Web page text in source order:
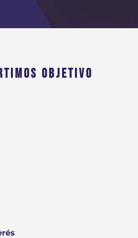
OBJETIVO